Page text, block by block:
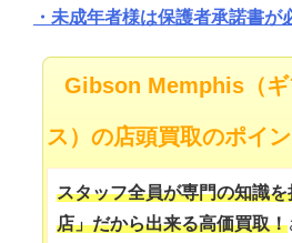
・未成年者様は保護者承諾書が
Gibson Memphis（ギ
ス）の店頭買取のポイン
スタッフ全員が専門の知識
店」だから出来る高価買取！